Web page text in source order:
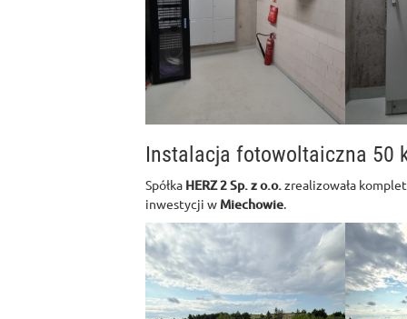
Instalacja fotowoltaiczna 50
Spółka HERZ 2 Sp. z o.o.zrealizowała
inwestycji w Miechowie.